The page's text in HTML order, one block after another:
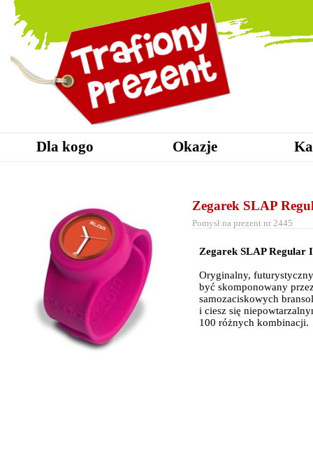
Dla kogo Okazje
Zegarek SLAP
Pomysł na prezent nr 2445
Zegarek SLAP Regular
Oryginalny,
być skomponowany
samozaciskowych
i ciesz się
100 różnych kombinacji.